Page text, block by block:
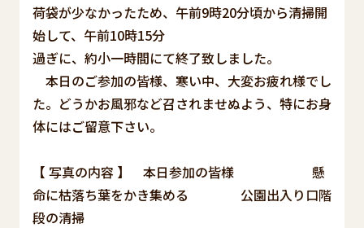
荷袋が少なかったため、午前9時20分頃から清掃開
始して、午前10時15分
過ぎに、約小一時間にて終了致しました。
本日のご参加の皆様、寒い中、大変お疲れ様でし
た。どうかお風邪など召されませぬよう、特にお身
体にはご留意下さい。
【 写真の内容 】 本日参加の皆様 懸
命に枯落ち葉をかき集める 公園出入り口階
段の清掃